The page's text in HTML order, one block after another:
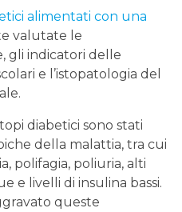
alimentati con una
valutate le
gli indicatori delle
e l’istopatologia del
diabetici sono stati
della malattia, tra cui
polifagia, poliuria, alti
e livelli di insulina bassi.
queste